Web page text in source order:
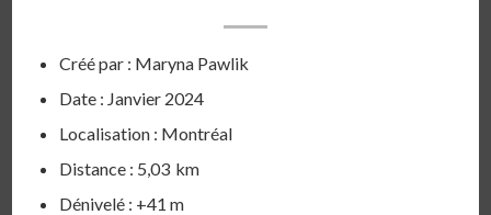
Créé par : Maryna Pawlik
Date : Janvier 2024
Localisation : Montréal
Distance : 5,03 km
Dénivelé : +41 m